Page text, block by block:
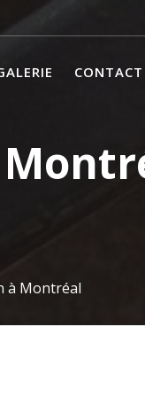
CONTACT
à Montréal